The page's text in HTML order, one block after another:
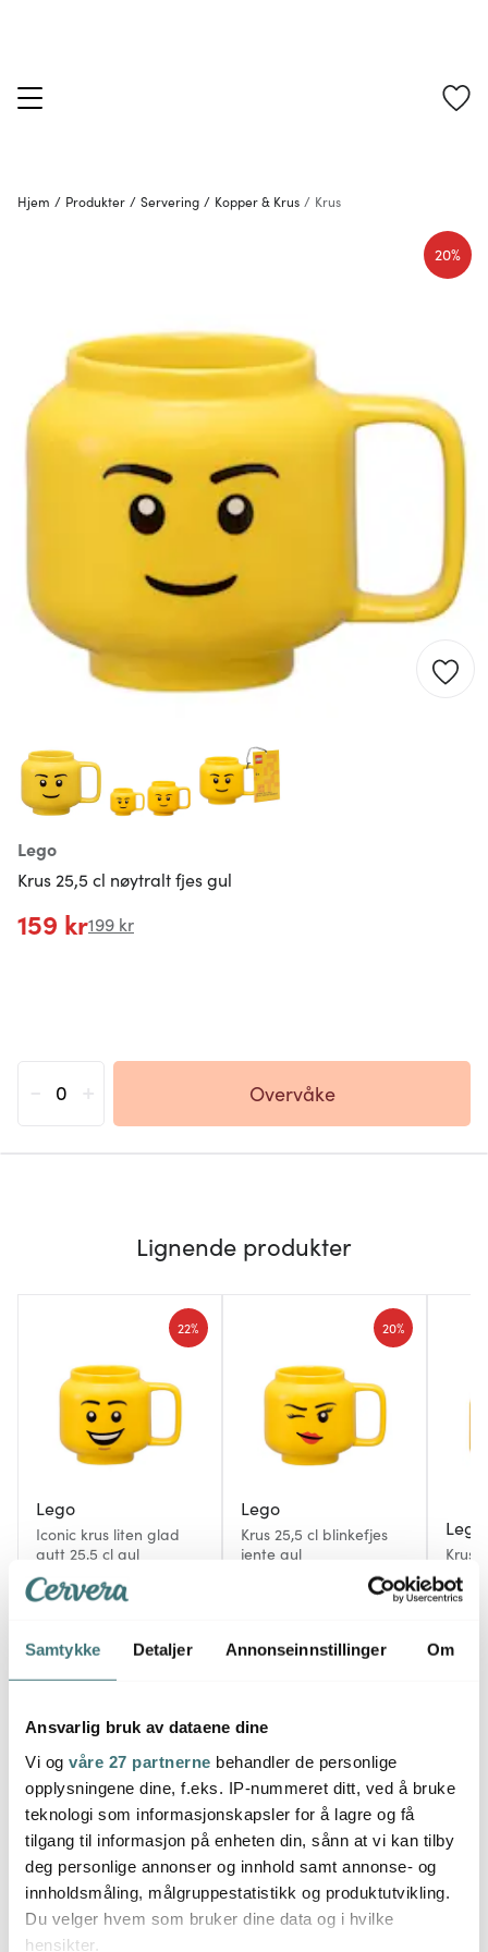
Samtykke Detaljer Annonseinnstillinger Om
Ansvarlig bruk av dataene dine
Vi og våre 27 partnerne behandler de personlige
opplysningene dine, f.eks. IP-nummeret ditt, ved å bruke
teknologi som informasjonskapsler for å lagre og få
tilgang til informasjon på enheten din, sånn at vi kan tilby
deg personlige annonser og innhold samt annonse- og
innholdsmåling, målgruppestatistikk og produktutvikling.
Du velger hvem som bruker dine data og i hvilke
hensikter.
Hjem / Produkter / Servering / Kopper & Krus / Krus
Lego
Krus 25,5 cl nøytralt fjes gul
20%
159 kr199 kr
Overvåke
Lignende produkter
Lego
Iconic krus liten glad
gutt 25,5 cl gul
155 kr 199 kr
22%
Lego
Krus 25,5 cl blinkefjes
jente gul
20%
Lego
Krus
195
Du kanskje også liker
36% 50%
Superkupp